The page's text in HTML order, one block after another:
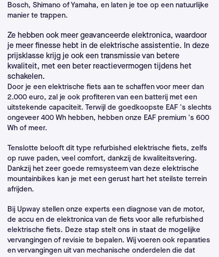
Bosch, Shimano of Yamaha, en laten je toe op een natuurlijke
manier te trappen.
Ze hebben ook meer geavanceerde elektronica, waardoor
je meer finesse hebt in de elektrische assistentie. In deze
prijsklasse krijg je ook een transmissie van betere
kwaliteit, met een beter reactievermogen tijdens het
schakelen.
Door je een elektrische fiets aan te schaffen voor meer dan
2.000 euro, zal je ook profiteren van een batterij met een
uitstekende capaciteit. Terwijl de goedkoopste EAF 's slechts
ongeveer 400 Wh hebben, hebben onze EAF premium 's 600
Wh of meer.
Tenslotte belooft dit type refurbished elektrische fiets, zelfs
op ruwe paden, veel comfort, dankzij de kwaliteitsvering.
Dankzij het zeer goede remsysteem van deze elektrische
mountainbikes kan je met een gerust hart het steilste terrein
afrijden.
Bij Upway stellen onze experts een diagnose van de motor,
de accu en de elektronica van de fiets voor alle refurbished
elektrische fiets. Deze stap stelt ons in staat de mogelijke
vervangingen of revisie te bepalen. Wij voeren ook reparaties
en vervangingen uit van mechanische onderdelen die dat